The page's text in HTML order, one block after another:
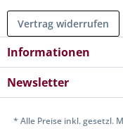
Vertrag widerrufen
Informationen
Newsletter
* Alle Preise inkl. gesetzl.